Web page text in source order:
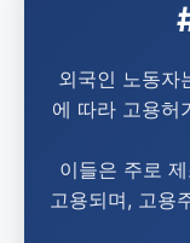
외국인 노동자
에 따라 고용허
이들은 주로
고용되며, 고용